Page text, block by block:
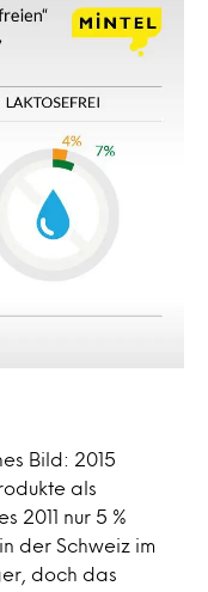
Bild: 2015
als
2011 nur 5 %
der Schweiz im
doch das